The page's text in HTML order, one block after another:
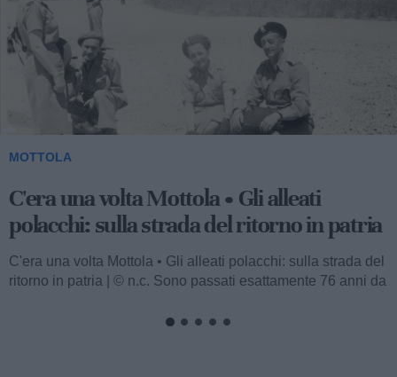
C'era una volta Mottola • La banda
musicale: quando arriva è giorno di festa
C'era una volta Mottola • La banda musicale: quando arriva
è giorno di festa | © n.c. Il popolo ha amato le bande
musicali, e un...